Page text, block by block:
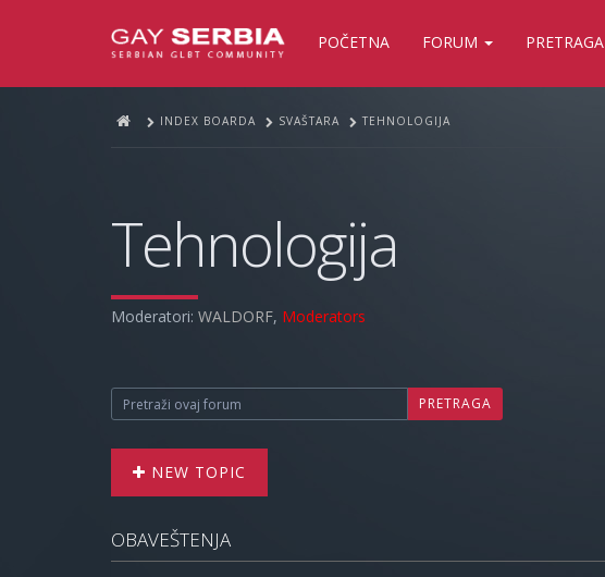
POČETNA FORUM PRETRAGA
INDEX BOARDA SVAŠTARA TEHNOLOGIJA
Tehnologija
Moderatori: WALDORF, Moderators
PRETRAGA
NEW TOPIC
OBAVEŠTENJA